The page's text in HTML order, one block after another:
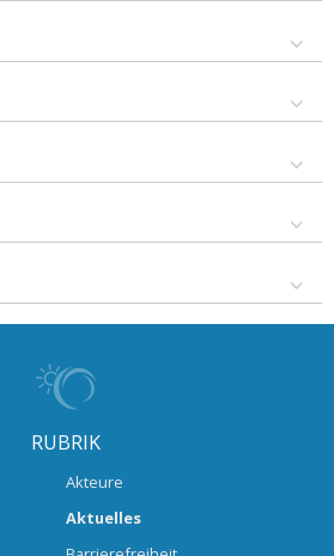
RUBRIK
Akteure
Aktuelles